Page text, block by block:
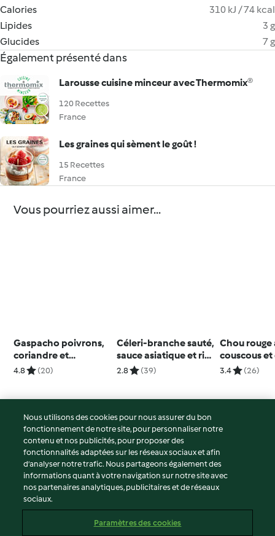
Calories
310 kJ / 74 kcal
Lipides
3 g
Glucides
7 g
Également présenté dans
Larousse cuisine minceur avec Thermomix®
120 Recettes
France
Les graines qui sèment le goût !
15 Recettes
France
Vous pourriez aussi aimer...
Gaspacho poivrons,
coriandre et
réduction balsamique
4.8 (20)
Céleri-branche sauté,
sauce asiatique et riz
complet
2.8 (39)
Chou rouge
couscous
mollet
3.4 (26)
© Copyright 2026
Conditions d'utilisation
Politique de confidentialité
Non-responsabilité
Mentions légales
Nous utilisons des cookies pour nous assurer du bon
fonctionnement de notre site, pour personnaliser notre
contenu et nos publicités, pour proposer des
fonctionnalités adaptées sur les réseaux sociaux et afin
d’analyser notre trafic. Nous partageons également des
informations quant à votre navigation sur notre site avec
nos partenaires analytiques, publicitaires et de réseaux
sociaux.
Paramètres des cookies